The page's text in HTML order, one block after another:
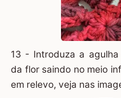
13 - Introduza a
da flor saindo no meio
em relevo, veja nas